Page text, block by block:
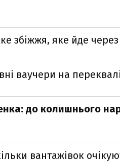
збіжжя, яке йде
ваучери на
до колишнього
вантажівок